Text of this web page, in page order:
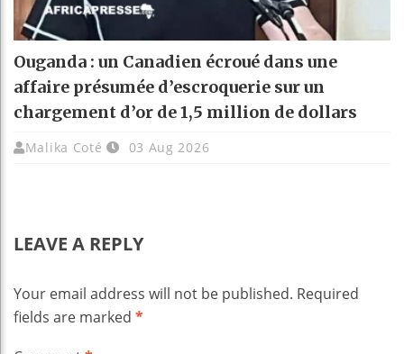
Ouganda : un Canadien écroué dans une
affaire présumée d’escroquerie sur un
chargement d’or de 1,5 million de dollars
Malika Coté 03 Aug 2026
LEAVE A REPLY
Your email address will not be published. Required
fields are marked *